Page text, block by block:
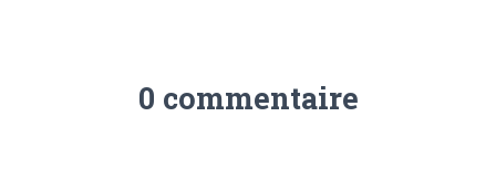
0 commentaire